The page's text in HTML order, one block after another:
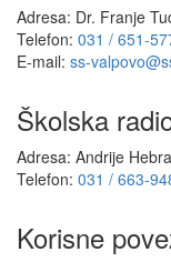
Adresa: Dr. Franje
Telefon: 031 / 651-
E-mail: ss-
Školska
Adresa: Andrije
Telefon: 031 / 663-
Korisne